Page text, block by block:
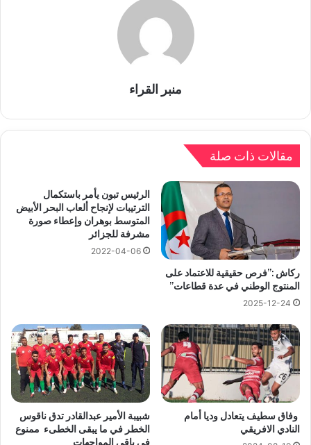
منبر القراء
مقالات ذات صلة
ركاش :”فرص حقيقية للاعتماد على
المنتوج الوطني في عدة قطاعات”
2025-12-24
الرئيس تبون يأمر باستكمال
الترتيبات لإنجاح ألعاب البحر الأبيض
المتوسط بوهران وإعطاء صورة
مشرفة للجزائر
2022-04-06
وفاق سطيف يتعادل وديا أمام
النادي الافريقي
شبيبة الأمير عبدالقادر تدق ناقوس
الخطر في ما يبقى الخطىء ممنوع
في باقي المواجهات